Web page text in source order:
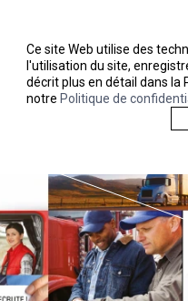
Ce site Web utilise des
l'utilisation du site,
décrit plus en détail dans la
notre Politique de